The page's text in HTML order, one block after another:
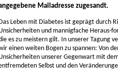
Mailadresse zugesandt.
Das Leben mit Diabetes ist geprägt durch
und mannigfache Heraus-
es zu meistern gilt. In unserer Tagung
einen weiten Bogen zu spannen: Von
unserer Gegenwart mit
Selbst und den